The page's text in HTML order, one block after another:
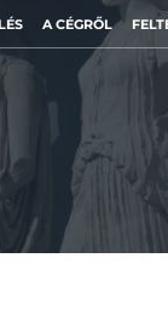
A CÉGRŐL